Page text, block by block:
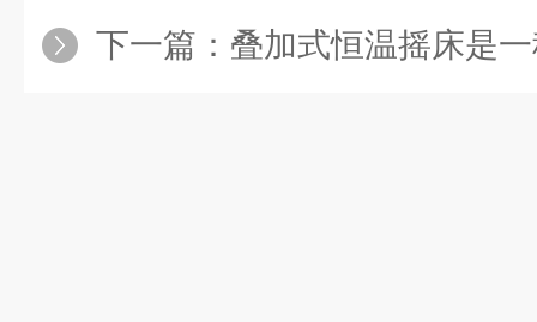
下一篇： 叠加式恒温摇床是一